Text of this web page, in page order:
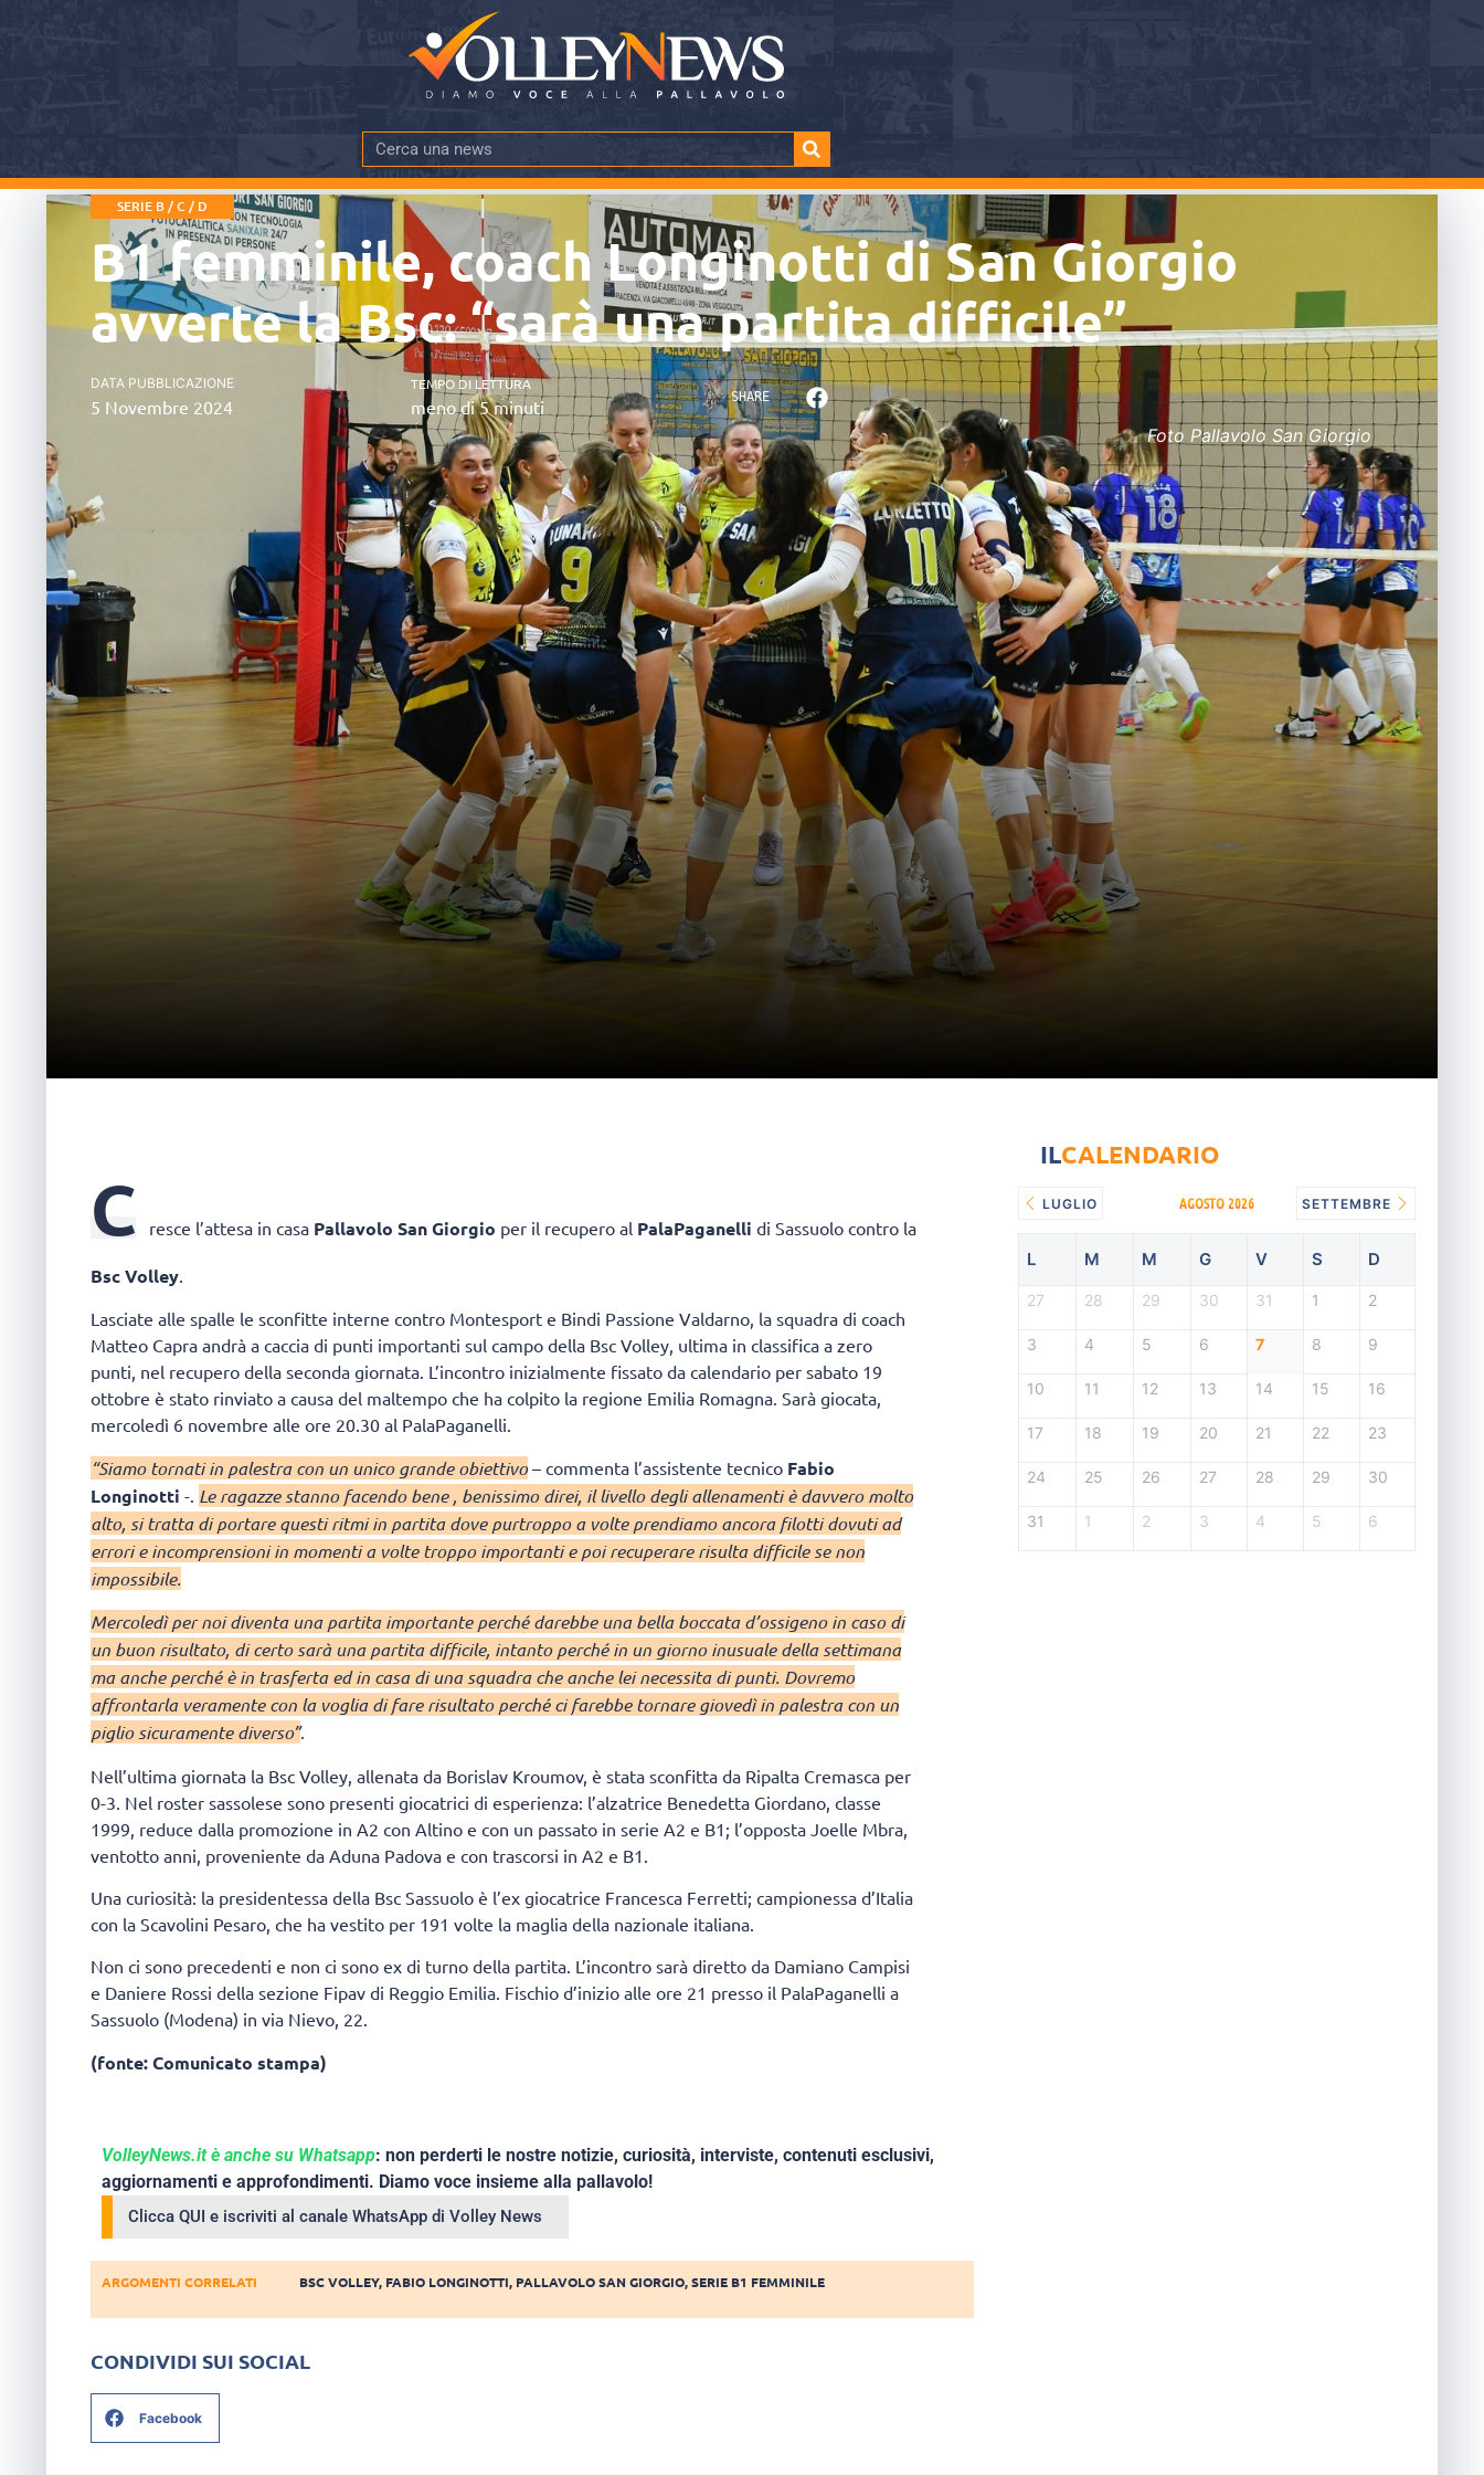
SERIE B / C / D
B1 femminile, coach Longinotti di San Giorgio
avverte la Bsc: “sarà una partita difficile”
DATA PUBBLICAZIONE
5 Novembre 2024
TEMPO DI LETTURA
meno di 5 minuti SHARE
Foto Pallavolo San Giorgio
C resce l’attesa in casa Pallavolo San Giorgio per il recupero al PalaPaganelli di Sassuolo contro la
Bsc Volley
Lasciate alle spalle le sconfitte interne contro Montesport e Bindi Passione Valdarno, la squadra di coach
Matteo Capra andrà a caccia di punti importanti sul campo della Bsc Volley, ultima in classifica a zero
punti, nel recupero della seconda giornata. L’incontro inizialmente fissato da calendario per sabato 19
ottobre è stato rinviato a causa del maltempo che ha colpito la regione Emilia Romagna. Sarà giocata,
mercoledì 6 novembre alle ore 20.30 al PalaPaganelli.
“Siamo tornati in palestra con un unico grande obiettivo– commenta l’assistente tecnico Fabio
Longinotti -. Le ragazze stanno facendo bene , benissimo direi, il livello degli allenamenti è davvero molto
alto, si tratta di portare questi ritmi in partita dove purtroppo a volte prendiamo ancora filotti dovuti ad
errori e incomprensioni in momenti a volte troppo importanti e poi recuperare risulta difficile se non
impossibile.
Mercoledì per noi diventa una partita importante perché darebbe una bella boccata d’ossigeno in caso di
un buon risultato, di certo sarà una partita difficile, intanto perché in un giorno inusuale della settimana
ma anche perché è in trasferta ed in casa di una squadra che anche lei necessita di punti. Dovremo
affrontarla veramente con la voglia di fare risultato perché ci farebbe tornare giovedì in palestra con un
piglio sicuramente diverso”.
Nell’ultima giornata la Bsc Volley, allenata da Borislav Kroumov, è stata sconfitta da Ripalta Cremasca per
0-3. Nel roster sassolese sono presenti giocatrici di esperienza: l’alzatrice Benedetta Giordano, classe
1999, reduce dalla promozione in A2 con Altino e con un passato in serie A2 e B1; l’opposta Joelle Mbra,
ventotto anni, proveniente da Aduna Padova e con trascorsi in A2 e B1.
Una curiosità: la presidentessa della Bsc Sassuolo è l’ex giocatrice Francesca Ferretti; campionessa d’Italia
con la Scavolini Pesaro, che ha vestito per 191 volte la maglia della nazionale italiana.
Non ci sono precedenti e non ci sono ex di turno della partita. L’incontro sarà diretto da Damiano Campisi
e Daniere Rossi della sezione Fipav di Reggio Emilia. Fischio d’inizio alle ore 21 presso il PalaPaganelli a
Sassuolo (Modena) in via Nievo, 22.
(fonte: Comunicato stampa)
VolleyNews.it è anche su Whatsapp: non perderti le nostre notizie, curiosità, interviste, contenuti esclusivi,
aggiornamenti e approfondimenti. Diamo voce insieme alla pallavolo!
Clicca QUI e iscriviti al canale WhatsApp di Volley News
ARGOMENTI CORRELATI BSC VOLLEY, FABIO LONGINOTTI, PALLAVOLO SAN GIORGIO,SERIE B1 FEMMINILE
CONDIVIDI SUI SOCIAL
Facebook
ILCALENDARIO
LUGLIO AGOSTO 2026 SETTEMBRE
L M M G V S D
27 28 29 30 31 1 2
3 4 5 6 7 8 9
10 11 12 13 14 15 16
17 18 19 20 21 22 23
24 25 26 27 28 29 30
31 1 2 3 4 5 6